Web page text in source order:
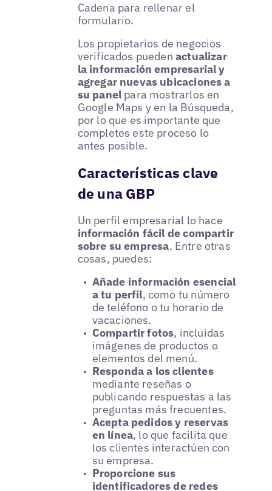
Cadena para rellenar el
formulario.
Los propietarios de negocios
verificados puedenactualizar
la información empresarial y
agregar nuevas ubicaciones a
su panel para mostrarlos en
Google Maps y en la Búsqueda,
por lo que es importante que
completes este proceso lo
antes posible.
Características clave
de una GBP
Un perfil empresarial lo hace
información fácil de compartir
sobre su empresa. Entre otras
cosas, puedes:
Añade información esencial
a tu perfil, como tu número
de teléfono o tu horario de
vacaciones.
Compartir fotos, incluidas
imágenes de productos o
elementos del menú.
Responda a los clientes
mediante reseñas o
publicando respuestas a las
preguntas más frecuentes.
Acepta pedidos y reservas
en línea, lo que facilita que
los clientes interactúen con
su empresa.
Proporcione sus
identificadores de redes